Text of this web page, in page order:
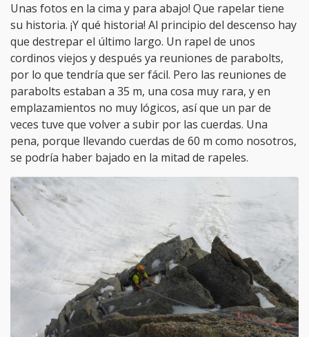
Unas fotos en la cima y para abajo! Que rapelar tiene
su historia. ¡Y qué historia! Al principio del descenso hay
que destrepar el último largo. Un rapel de unos
cordinos viejos y después ya reuniones de parabolts,
por lo que tendría que ser fácil. Pero las reuniones de
parabolts estaban a 35 m, una cosa muy rara, y en
emplazamientos no muy lógicos, así que un par de
veces tuve que volver a subir por las cuerdas. Una
pena, porque llevando cuerdas de 60 m como nosotros,
se podría haber bajado en la mitad de rapeles.